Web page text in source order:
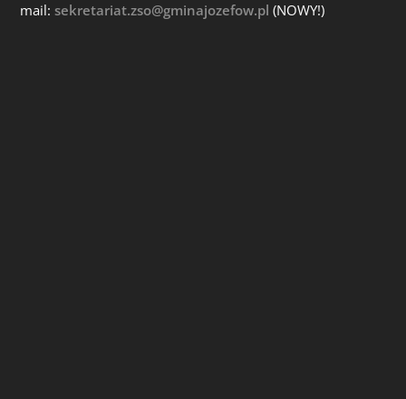
mail:sekretariat.zso@gminajozefow.pl (NOWY!)